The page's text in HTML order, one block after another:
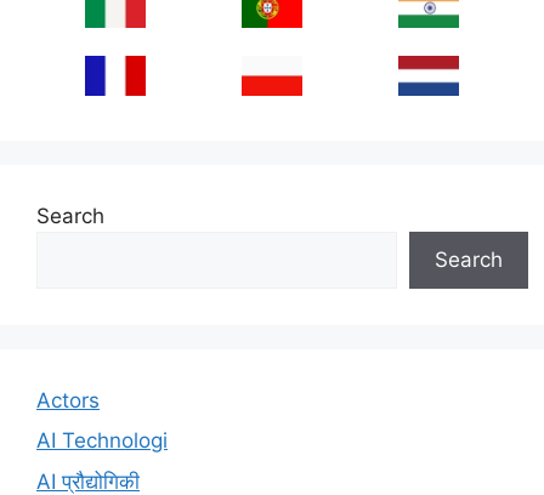
Search
Search
Actors
AI Technologi
AI प्रौद्योगिकी